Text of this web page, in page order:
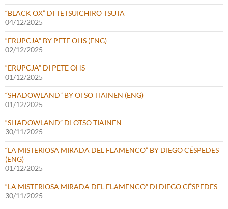
“BLACK OX” DI TETSUICHIRO TSUTA
04/12/2025
“ERUPCJA” BY PETE OHS (ENG)
02/12/2025
“ERUPCJA” DI PETE OHS
01/12/2025
“SHADOWLAND” BY OTSO TIAINEN (ENG)
01/12/2025
“SHADOWLAND” DI OTSO TIAINEN
30/11/2025
“LA MISTERIOSA MIRADA DEL FLAMENCO” BY DIEGO CÉSPEDES
(ENG)
01/12/2025
“LA MISTERIOSA MIRADA DEL FLAMENCO” DI DIEGO CÉSPEDES
30/11/2025